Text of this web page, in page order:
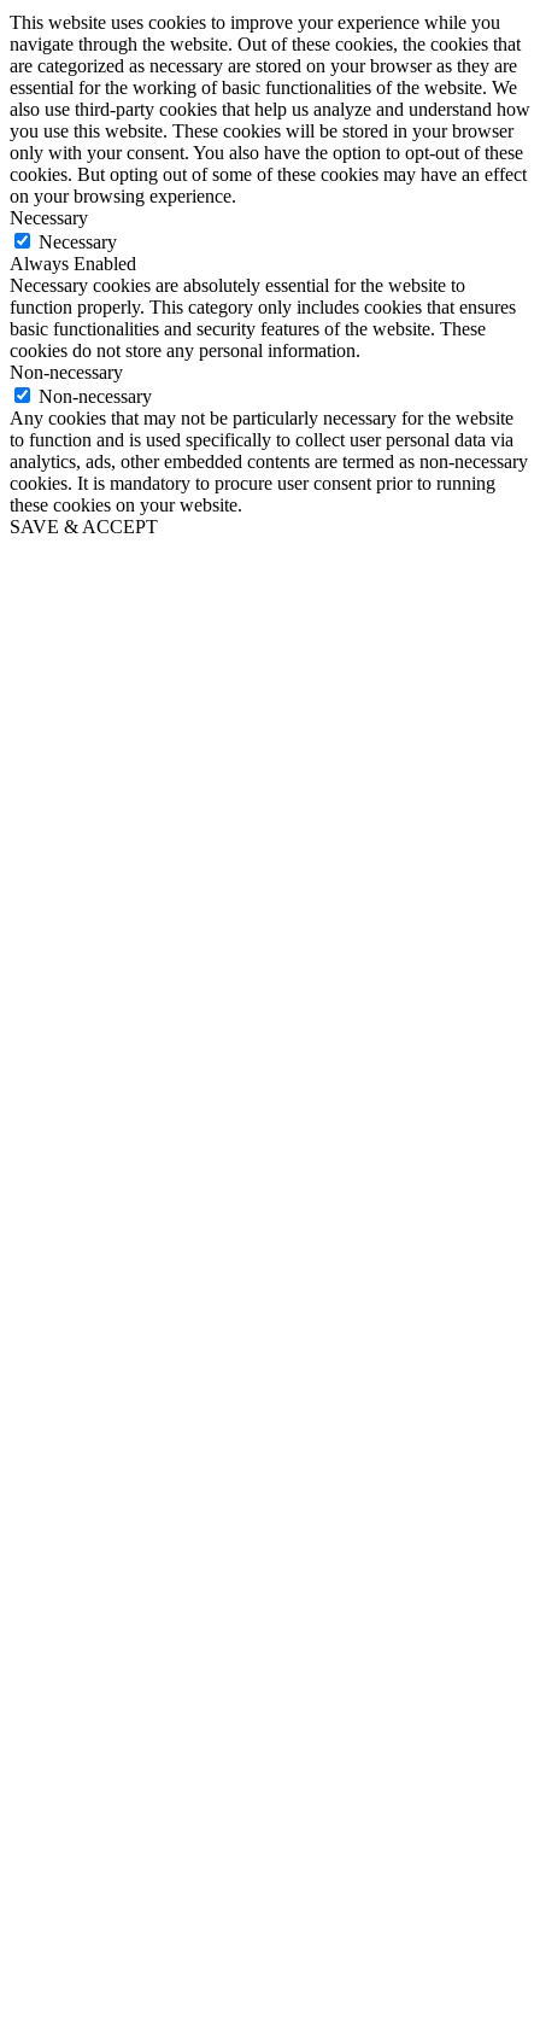
This website uses cookies to improve your experience while you
navigate through the website. Out of these cookies, the cookies that
are categorized as necessary are stored on your browser as they are
essential for the working of basic functionalities of the website. We
also use third-party cookies that help us analyze and understand how
you use this website. These cookies will be stored in your browser
only with your consent. You also have the option to opt-out of these
cookies. But opting out of some of these cookies may have an effect
on your browsing experience.
Necessary
Necessary
Always Enabled
Necessary cookies are absolutely essential for the website to
function properly. This category only includes cookies that ensures
basic functionalities and security features of the website. These
cookies do not store any personal information.
Non-necessary
Non-necessary
Any cookies that may not be particularly necessary for the website
to function and is used specifically to collect user personal data via
analytics, ads, other embedded contents are termed as non-necessary
cookies. It is mandatory to procure user consent prior to running
these cookies on your website.
SAVE & ACCEPT